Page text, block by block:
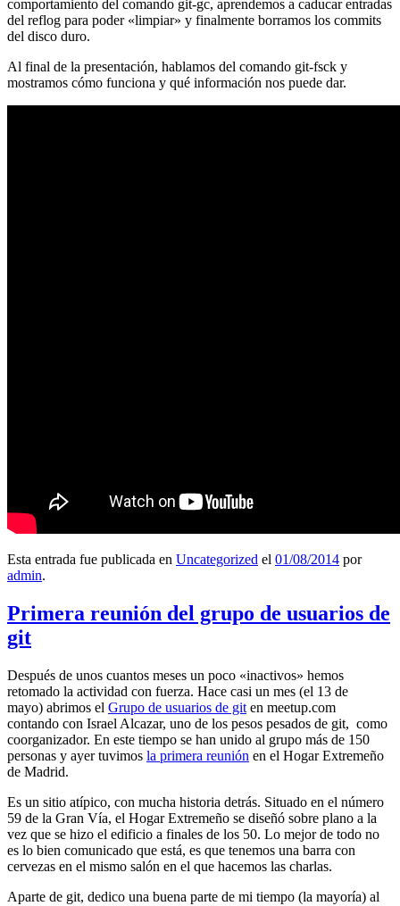
comportamiento del comando git-gc, aprendemos a caducar entradas
del reflog para poder «limpiar» y finalmente borramos los commits
del disco duro.
Al final de la presentación, hablamos del comando git-fsck y
mostramos cómo funciona y qué información nos puede dar.
Esta entrada fue publicada en Uncategorized el 01/08/2014 por
admin.
Primera reunión del grupo de usuarios de
git
Después de unos cuantos meses un poco «inactivos» hemos
retomado la actividad con fuerza. Hace casi un mes (el 13 de
mayo) abrimos el Grupo de usuarios de git en meetup.com
contando con Israel Alcazar, uno de los pesos pesados de git, como
coorganizador. En este tiempo se han unido al grupo más de 150
personas y ayer tuvimos la primera reunión en el Hogar Extremeño
de Madrid.
Es un sitio atípico, con mucha historia detrás. Situado en el número
59 de la Gran Vía, el Hogar Extremeño se diseñó sobre plano a la
vez que se hizo el edificio a finales de los 50. Lo mejor de todo no
es lo bien comunicado que está, es que tenemos una barra con
cervezas en el mismo salón en el que hacemos las charlas.
Aparte de git, dedico una buena parte de mi tiempo (la mayoría) al